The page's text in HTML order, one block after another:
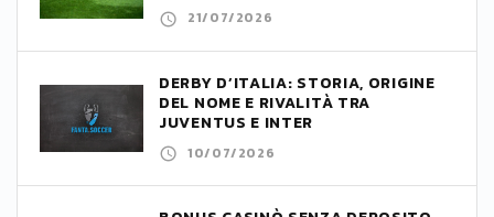
21/07/2026
DERBY D’ITALIA: STORIA, ORIGINE
DEL NOME E RIVALITÀ TRA
JUVENTUS E INTER
10/07/2026